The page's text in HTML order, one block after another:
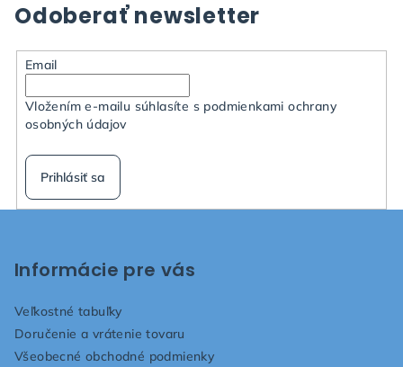
Odoberať newsletter
Email
Vložením e-mailu súhlasíte s podmienkami ochrany
osobných údajov
Prihlásiť sa
Informácie pre vás
Veľkostné tabuľky
Doručenie a vrátenie tovaru
Všeobecné obchodné podmienky